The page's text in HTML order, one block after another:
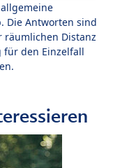
Die Antworten sind
Distanz
für den Einzelfall